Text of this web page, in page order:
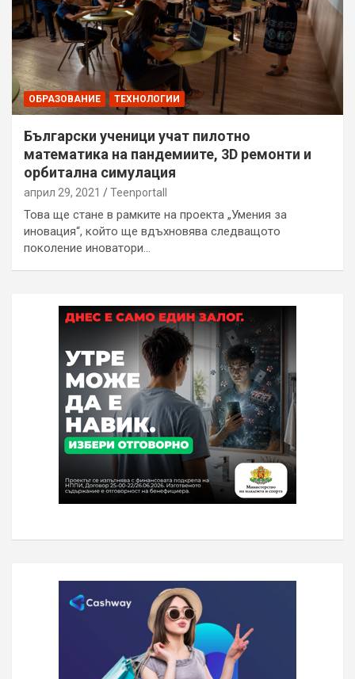
ОБРАЗОВАНИЕ ТЕХНОЛОГИИ
Български ученици учат пилотно
математика на пандемиите, 3D ремонти и
орбитална симулация
април 29, 2021 Teenportall
Това ще стане в рамките на проекта „Умения за
иновация“, който ще вдъхновява следващото
поколение иноватори…